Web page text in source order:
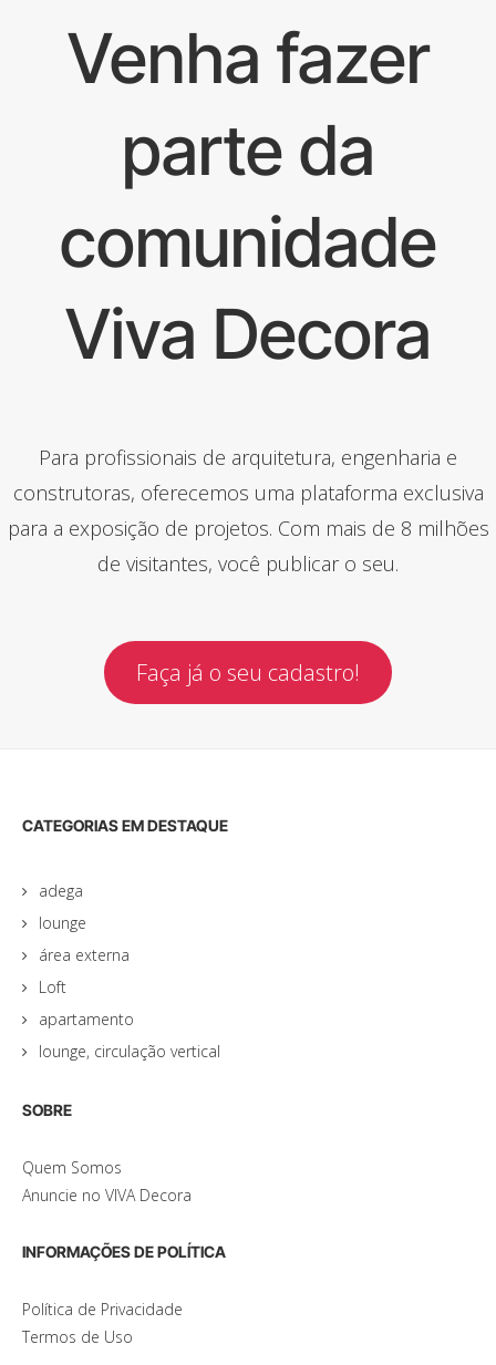
Venha fazer
parte da
comunidade
Viva Decora
Para profissionais de arquitetura, engenharia e
construtoras, oferecemos uma plataforma exclusiva
para a exposição de projetos. Com mais de 8 milhões
de visitantes, você publicar o seu.
Faça já o seu cadastro!
CATEGORIAS EM DESTAQUE
adega
lounge
área externa
Loft
apartamento
lounge, circulação vertical
SOBRE
Quem Somos
Anuncie no VIVA Decora
INFORMAÇÕES DE POLÍTICA
Política de Privacidade
Termos de Uso